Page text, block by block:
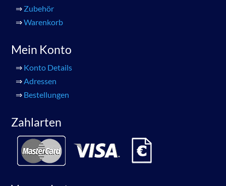
⇒ Zubehör
⇒Warenkorb
Mein Konto
⇒ Konto Details
⇒Adressen
⇒ Bestellungen
Zahlarten